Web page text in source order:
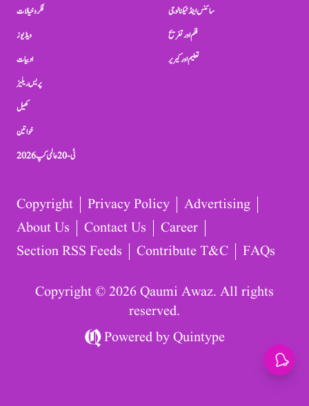
فکر و خیالات
ویڈیوز
ادبیات
پریس ریلیز
کھیل
خواتین
ٹی-20 عالمی کپ 2026
سائنس اینڈ ٹیکنالوجی
فلم اور تفریح
تعلیم اور کیریر
Copyright Privacy Policy
Advertising
About Us
Contact Us
Career
Section RSS Feeds
Contribute T&C FAQs
Copyright © 2026 Qaumi Awaz. All rights
reserved.
Powered byQuintype